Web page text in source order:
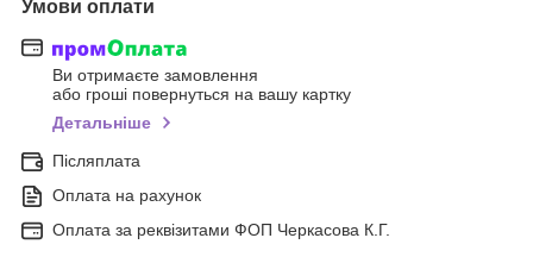
Умови оплати
Ви отримаєте замовлення
або гроші повернуться на вашу картку
Детальніше
Післяплата
Оплата на рахунок
Оплата за реквізитами ФОП Черкасова К.Г.